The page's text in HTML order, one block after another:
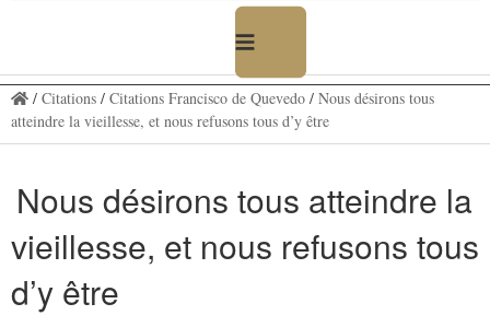
/ Citations/ Citations Francisco de Quevedo/ Nous désirons tous
atteindre la vieillesse, et nous refusons tous d’y être
Nous désirons tous atteindre la
vieillesse, et nous refusons tous
d’y être